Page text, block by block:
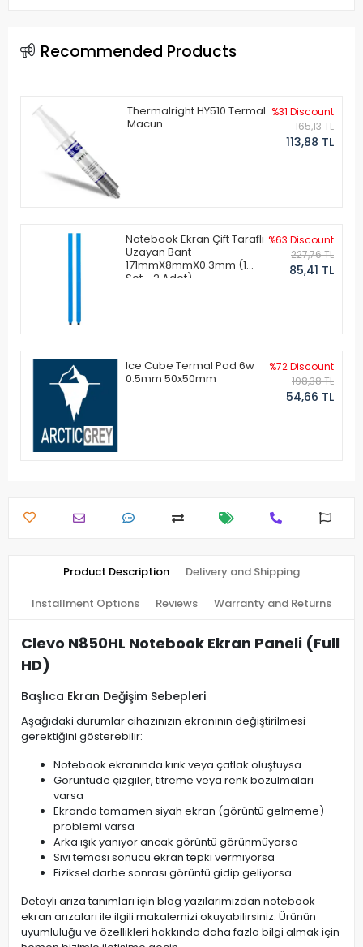
Recommended Products
Thermalright HY510 Termal
Macun
%31 Discount
165,13 TL
113,88 TL
Notebook Ekran Çift Taraflı
Uzayan Bant
171mmX8mmX0.3mm (1
Set - 2 Adet)
%63 Discount
227,76 TL
85,41 TL
Ice Cube Termal Pad 6w
0.5mm 50x50mm
%72 Discount
198,38 TL
54,66 TL
Product Description Delivery and Shipping
Installment Options Reviews Warranty and Returns
Clevo N850HL Notebook Ekran Paneli (Full
HD)
Başlıca Ekran Değişim Sebepleri
Aşağıdaki durumlar cihazınızın ekranının değiştirilmesi
gerektiğini gösterebilir:
Notebook ekranında kırık veya çatlak oluştuysa
Görüntüde çizgiler, titreme veya renk bozulmaları
varsa
Ekranda tamamen siyah ekran (görüntü gelmeme)
problemi varsa
Arka ışık yanıyor ancak görüntü görünmüyorsa
Sıvı teması sonucu ekran tepki vermiyorsa
Fiziksel darbe sonrası görüntü gidip geliyorsa
Detaylı arıza tanımları için blog yazılarımızdan notebook
ekran arızaları ile ilgili makalemizi okuyabilirsiniz. Ürünün
uyumluluğu ve özellikleri hakkında daha fazla bilgi almak için